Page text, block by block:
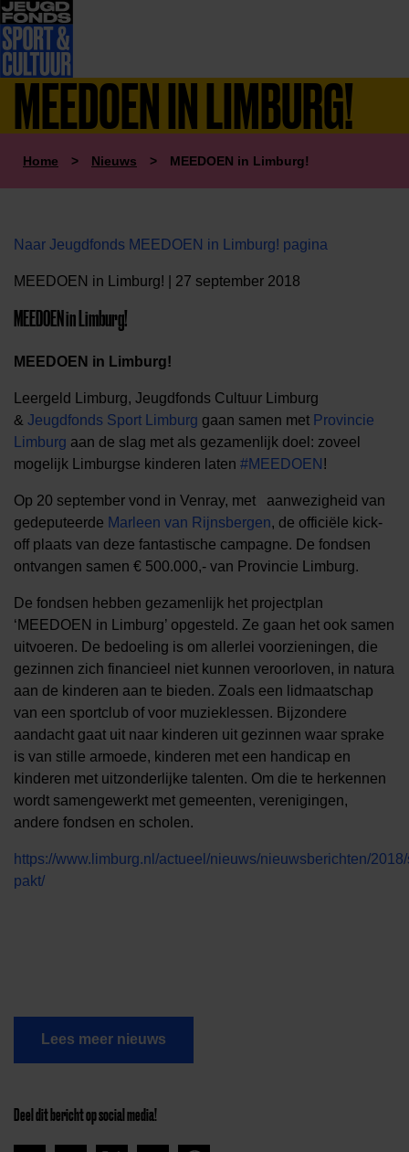
MEEDOEN IN LIMBURG!
Home > Nieuws > MEEDOEN in Limburg!
Naar Jeugdfonds MEEDOEN in Limburg! pagina
MEEDOEN in Limburg! | 27 september 2018
MEEDOEN in Limburg!
MEEDOEN in Limburg!
Leergeld Limburg, Jeugdfonds Cultuur Limburg
& Jeugdfonds Sport Limburg gaan samen met Provincie
Limburg aan de slag met als gezamenlijk doel: zoveel
mogelijk Limburgse kinderen laten #MEEDOEN !
Op 20 september vond in Venray, met aanwezigheid van
gedeputeerde Marleen van Rijnsbergen, de officiële kick-
off plaats van deze fantastische campagne. De fondsen
ontvangen samen € 500.000,- van Provincie Limburg.
De fondsen hebben gezamenlijk het projectplan
‘MEEDOEN in Limburg’ opgesteld. Ze gaan het ook samen
uitvoeren. De bedoeling is om allerlei voorzieningen, die
gezinnen zich financieel niet kunnen veroorloven, in natura
aan de kinderen aan te bieden. Zoals een lidmaatschap
van een sportclub of voor muzieklessen. Bijzondere
aandacht gaat uit naar kinderen uit gezinnen waar sprake
is van stille armoede, kinderen met een handicap en
kinderen met uitzonderlijke talenten. Om die te herkennen
wordt samengewerkt met gemeenten, verenigingen,
andere fondsen en scholen.
https://www.limburg.nl/actueel/nieuws/nieuwsberichten/
pakt/
Lees meer nieuws
Deel dit bericht op social media!